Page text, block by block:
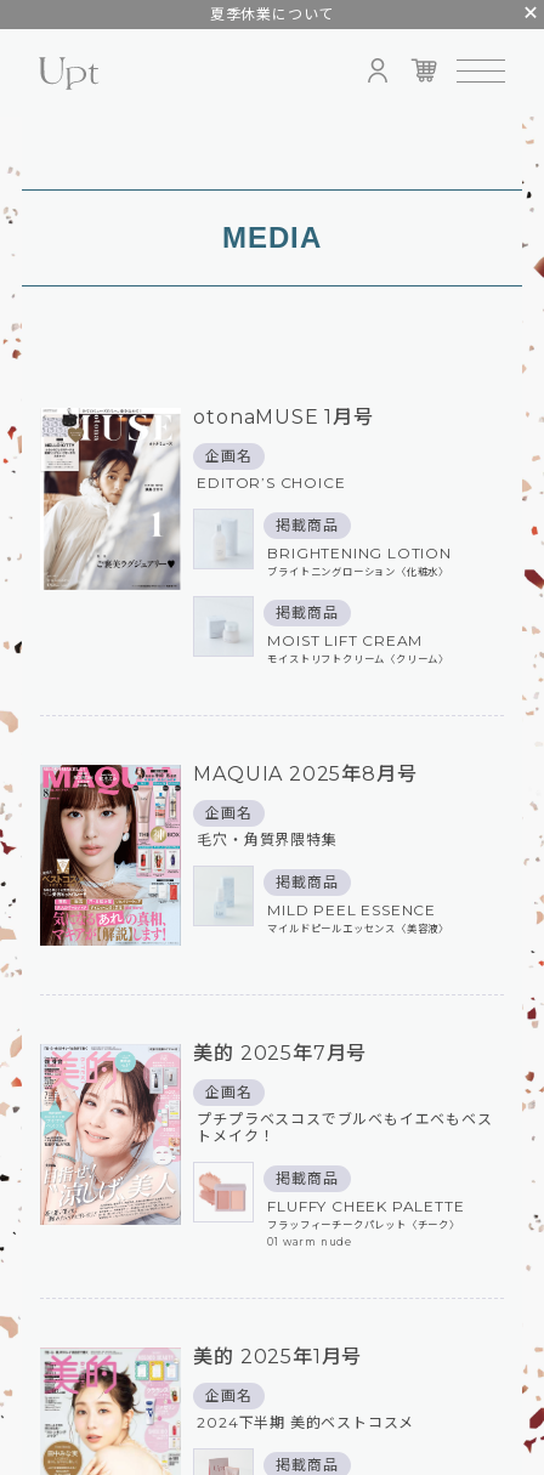
夏季休業について
MEDIA
otonaMUSE 1月号
企画名
EDITOR’S CHOICE
掲載商品
BRIGHTENING LOTION
ブライトニングローション〈化粧水〉
掲載商品
MOIST LIFT CREAM
モイストリフトクリーム〈クリーム〉
MAQUIA 2025年8月号
企画名
毛穴・角質界隈特集
掲載商品
MILD PEEL ESSENCE
マイルドピールエッセンス〈美容液〉
美的 2025年7月号
企画名
プチプラベスコスでブルベもイエベもベス
トメイク！
掲載商品
FLUFFY CHEEK PALETTE
フラッフィーチークパレット〈チーク〉
01 warm nude
美的 2025年1月号
企画名
2024下半期 美的ベストコスメ
掲載商品